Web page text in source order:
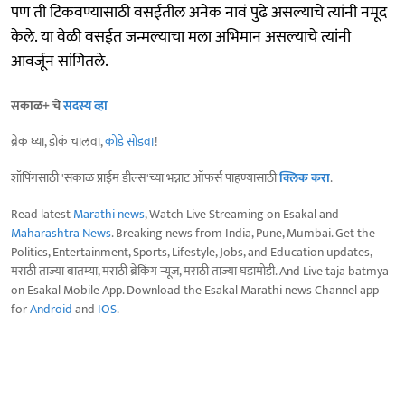
पण ती टिकवण्यासाठी वसईतील अनेक नावं पुढे असल्याचे त्यांनी नमूद
केले. या वेळी वसईत जन्मल्याचा मला अभिमान असल्याचे त्यांनी
आवर्जून सांगितले.
सकाळ+ चेसदस्य व्हा
ब्रेक घ्या, डोकं चालवा,कोडे सोडवा!
शॉपिंगसाठी 'सकाळ प्राईम डील्स'च्या भन्नाट ऑफर्स पाहण्यासाठीक्लिक करा.
Read latestMarathi news, Watch Live Streaming on Esakal and
Maharashtra News. Breaking news from India, Pune, Mumbai. Get the
Politics, Entertainment, Sports, Lifestyle, Jobs, and Education updates,
मराठी ताज्या बातम्या, मराठी ब्रेकिंग न्यूज, मराठी ताज्या घडामोडी. And Live taja batmya
on Esakal Mobile App. Download the Esakal Marathi news Channel app
forAndroidand IOS.